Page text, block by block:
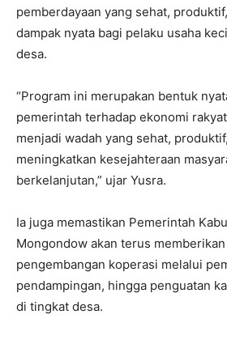
pemberdayaan yang sehat,
dampak nyata bagi pelaku usaha
desa.
“Program ini merupakan bentuk
pemerintah terhadap ekonomi
menjadi wadah yang sehat,
meningkatkan kesejahteraan
berkelanjutan,” ujar Yusra.
Ia juga memastikan Pemerintah
Mongondow akan terus
pengembangan koperasi melalui
pendampingan, hingga penguatan
di tingkat desa.